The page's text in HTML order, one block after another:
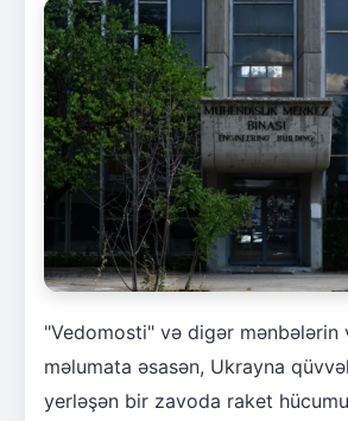
"Vedomosti" və digər mənbələrin
məlumata əsasən, Ukrayna
yerləşən bir zavoda raket